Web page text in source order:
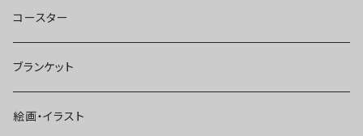
生地が薄い
ビッグシルエット
生地が薄い
長袖
ビッグシルエット
ロゴ
Vネック
ビッグシルエット
サコッシュ
トートバッグ
コースター
ブランケット
絵画・イラスト